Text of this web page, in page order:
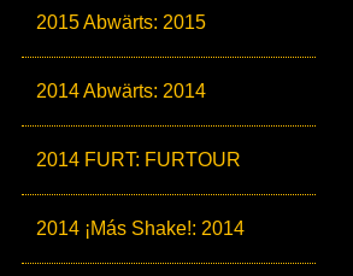
2015 Abwärts: 2015
2014 Abwärts: 2014
2014 FURT: FURTOUR
2014 ¡Más Shake!: 2014